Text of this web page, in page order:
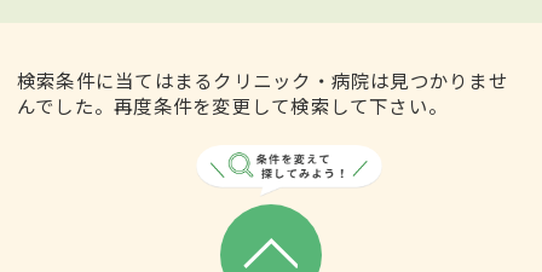
検索条件に当てはまるクリニック・病院は見つかりませ
んでした。再度条件を変更して検索して下さい。